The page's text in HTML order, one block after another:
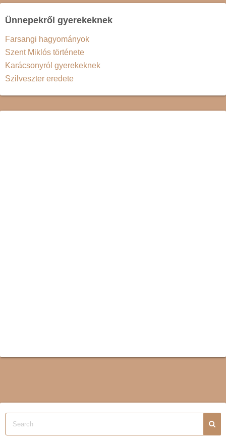
Ünnepekről gyerekeknek
Farsangi hagyományok
Szent Miklós története
Karácsonyról gyerekeknek
Szilveszter eredete